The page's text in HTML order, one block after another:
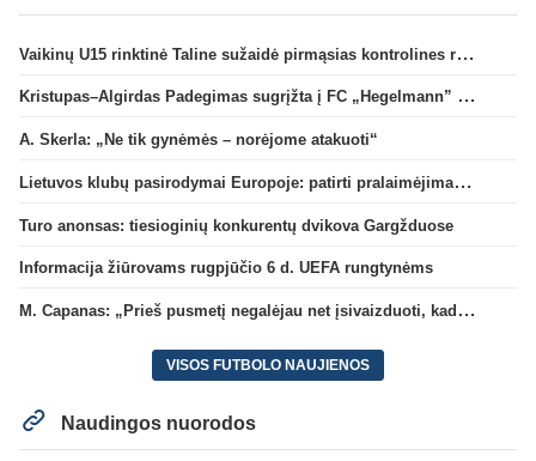
Vaikinų U15 rinktinė Taline sužaidė pirmąsias kontrolines rungtynes
Kristupas–Algirdas Padegimas sugrįžta į FC „Hegelmann” B sudėtį
A. Skerla: „Ne tik gynėmės – norėjome atakuoti“
Lietuvos klubų pasirodymai Europoje: patirti pralaimėjimai Kroatijos atstovams
Turo anonsas: tiesioginių konkurentų dvikova Gargžduose
Informacija žiūrovams rugpjūčio 6 d. UEFA rungtynėms
M. Capanas: „Prieš pusmetį negalėjau net įsivaizduoti, kad žaisime prieš „Hajduk“
VISOS FUTBOLO NAUJIENOS
Naudingos nuorodos